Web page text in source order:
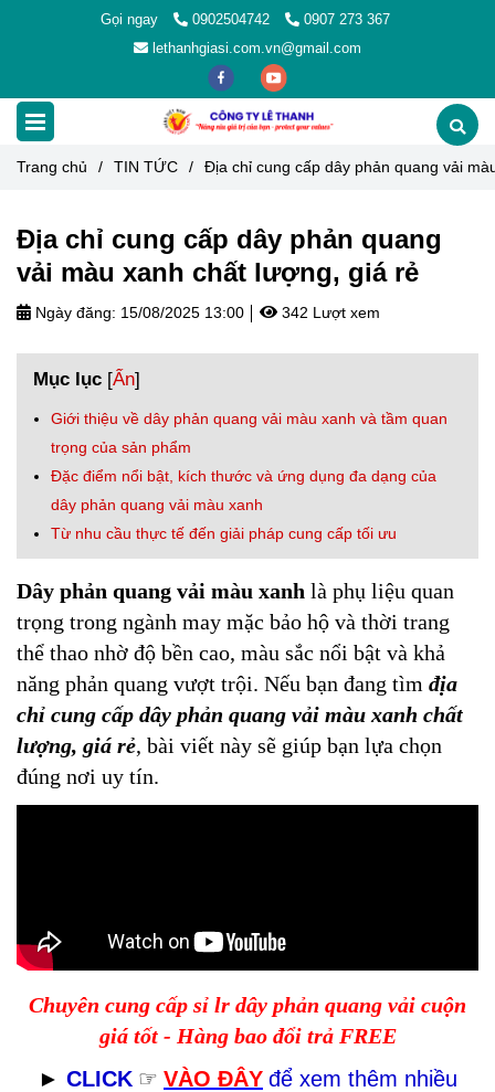
Gọi ngay 0902504742
0907 273 367
lethanhgiasi.com.vn@gmail.com
Trang chủ / TIN TỨC / Địa chỉ cung cấp dây phản quang vải
Địa chỉ cung cấp dây phản quang
vải màu xanh chất lượng, giá rẻ
Ngày đăng: 15/08/2025 13:00 342 Lượt xem
Mục lục [Ẩn]
Giới thiệu về dây phản quang vải màu xanh và tầm quan
trọng của sản phẩm
Đặc điểm nổi bật, kích thước và ứng dụng đa dạng của
dây phản quang vải màu xanh
Từ nhu cầu thực tế đến giải pháp cung cấp tối ưu
Dây phản quang vải màu xanh là phụ liệu quan
trọng trong ngành may mặc bảo hộ và thời trang
thể thao nhờ độ bền cao, màu sắc nổi bật và khả
năng phản quang vượt trội. Nếu bạn đang tìm địa
chỉ cung cấp dây phản quang vải màu xanh chất
lượng, giá rẻ, bài viết này sẽ giúp bạn lựa chọn
đúng nơi uy tín.
Chuyên cung cấp sỉ lr dây phản quang vải cuộn
giá tốt - Hàng bao đổi trả FREE
► CLICK ☞ VÀO ĐÂY để xem thêm nhiều